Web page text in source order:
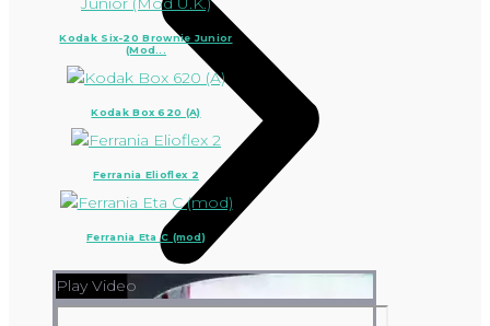
Kodak Six-20 Brownie Junior
(Mod...
Kodak Box 620 (A)
Ferrania Elioflex 2
Ferrania Eta C (mod)
Play Video